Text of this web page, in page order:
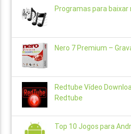
Programas para baixar
Nero 7 Premium –
Redtube Vídeo
Redtube
Top 10 Jogos para